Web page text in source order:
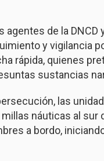
de la
y vigilancia
rápida, quienes
sustancias
las
náuticas al sur
a bordo,